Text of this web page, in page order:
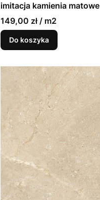
imitacja kamienia matowe
149,00 zł / m2
Do koszyka